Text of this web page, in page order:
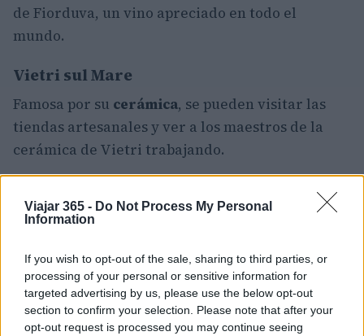
Viajar 365 - Do Not Process My Personal
Information
If you wish to opt-out of the sale, sharing to third parties, or
processing of your personal or sensitive information for
targeted advertising by us, please use the below opt-out
section to confirm your selection. Please note that after your
opt-out request is processed you may continue seeing
de Fiorduva, un vino apreciado en todo el
mundo.
Vietri sul Mare
Famosa por su cerámica, se pueden visitar las
tiendas artesanales y ver a los maestros de la
cerámica de Vietri trabajando.
también una gran cantidad de mar. Tiene playas
pueden admirar grandes rocas que desembocan
verticalmente en el mar.
El camino de los dioses